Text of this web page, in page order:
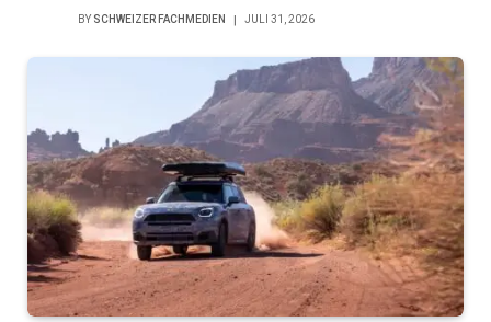
BY SCHWEIZER FACHMEDIEN JULI 31, 2026